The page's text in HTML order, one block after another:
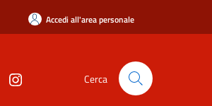
Accedi all'area personale
Cerca